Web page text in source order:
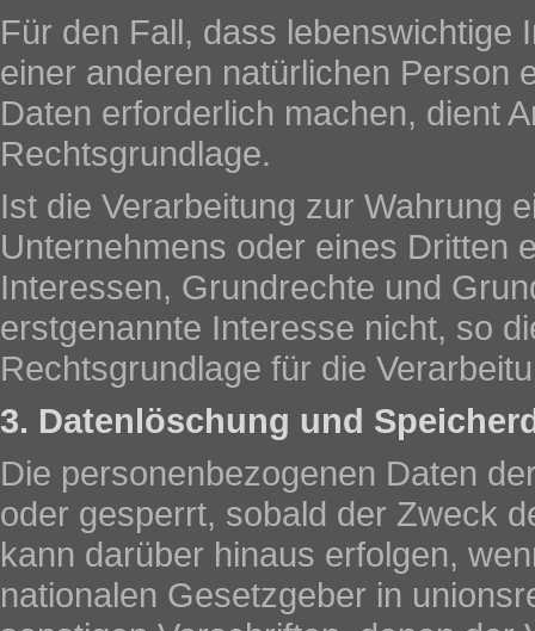
Für den Fall, dass lebenswichtige
einer anderen natürlichen Person
Daten erforderlich machen, dient
Rechtsgrundlage.
Ist die Verarbeitung zur Wahrung
Unternehmens oder eines Dritten
Interessen, Grundrechte und
erstgenannte Interesse nicht, so
Rechtsgrundlage für die
3. Datenlöschung und
Die personenbezogenen Daten
oder gesperrt, sobald der Zweck
kann darüber hinaus erfolgen,
nationalen Gesetzgeber in